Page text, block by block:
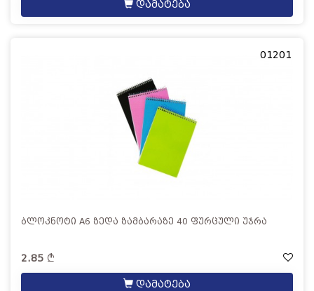
დამატება
01201
ბლოკნოტი A6 ზედა ზამბარაზე 40 ფურცული უჯრა
2.85
დამატება